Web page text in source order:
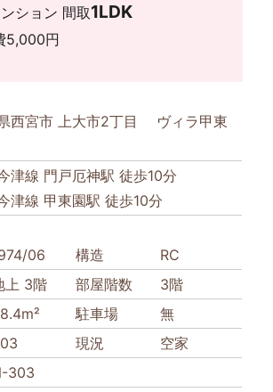
ション 間取1LDK
5,000円
西宮市 上大市2丁目 ヴィラ甲東
津線 門戸厄神駅 徒歩10分
津線 甲東園駅 徒歩10分
06 構造
RC
上 3階 部屋階数
3階
駐車場
無
現況
空家
303